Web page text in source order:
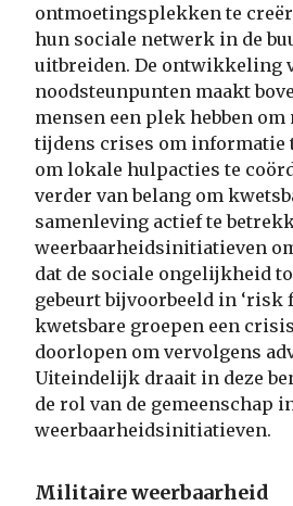
ontmoetingsplekken te
hun sociale netwerk in de
uitbreiden. De ontwikkeling
noodsteunpunten maakt
mensen een plek hebben om
tijdens crises om informatie
om lokale hulpacties te
verder van belang om
samenleving actief te
weerbaarheidsinitiatieven
dat de sociale ongelijkheid
gebeurt bijvoorbeeld in ‘risk
kwetsbare groepen een
doorlopen om vervolgens
Uiteindelijk draait in deze
de rol van de gemeenschap
weerbaarheidsinitiatieven.
Militaire weerbaarheid